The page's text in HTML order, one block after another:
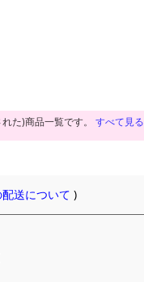
た)商品一覧です。 すべて見る
送について )